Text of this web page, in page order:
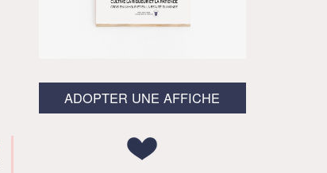
ADOPTER UNE AFFICHE